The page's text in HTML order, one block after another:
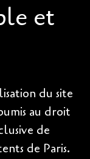
et
du site
au droit
de
de Paris.